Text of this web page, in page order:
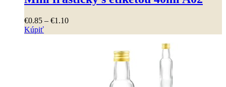
stránke
produktu.
viacero
Možnosti
si
€0.85 – €1 .10Price
Kúpiť